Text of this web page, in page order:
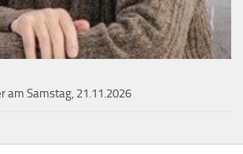
am Samstag, 21.11.2026